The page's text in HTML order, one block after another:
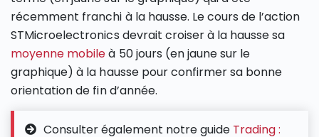
récemment franchi à la hausse. Le cours de l’action
STMicroelectronics devrait croiser à la hausse sa
moyenne mobileà 50 jours (en jaune sur le
graphique) à la hausse pour confirmer sa bonne
orientation de fin d’année.
Consulter également notre guide Trading :